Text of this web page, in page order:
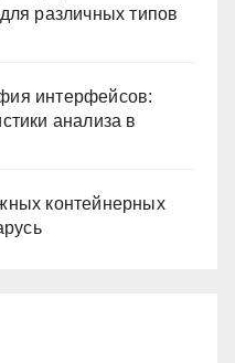
различных типов
интерфейсов:
анализа в
контейнерных